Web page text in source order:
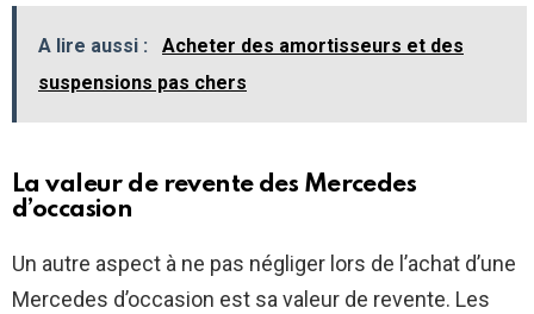
A lire aussi :
Acheter des amortisseurs et des
suspensions pas chers
La valeur de revente des Mercedes
d’occasion
Un autre aspect à ne pas négliger lors de l’achat d’une
Mercedes d’occasion est sa valeur de revente. Les